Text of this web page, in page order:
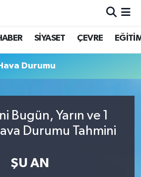
SİYASET ÇEVRE
Durumu
Bugün, Yarın ve 1
Durumu Tahmini
ŞU AN
Haritası